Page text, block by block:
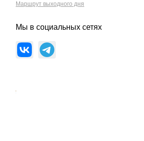
Маршрут выходного дня
Мы в социальных сетях